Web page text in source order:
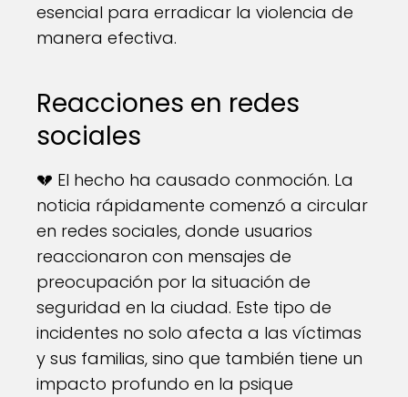
esencial para erradicar la violencia de
manera efectiva.
Reacciones en redes
sociales
💔 El hecho ha causado conmoción. La
noticia rápidamente comenzó a circular
en redes sociales, donde usuarios
reaccionaron con mensajes de
preocupación por la situación de
seguridad en la ciudad. Este tipo de
incidentes no solo afecta a las víctimas
y sus familias, sino que también tiene un
impacto profundo en la psique